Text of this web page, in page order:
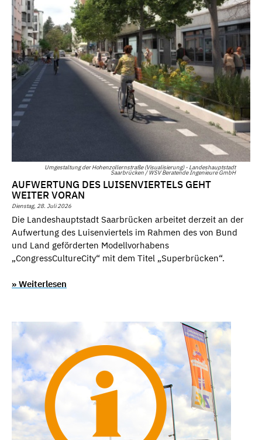
Umgestaltung der Hohenzollernstraße (Visualisierung) - Landeshauptstadt
Saarbrücken / WSV Beratende Ingenieure GmbH
AUFWERTUNG DES LUISENVIERTELS GEHT
WEITER VORAN
Dienstag, 28. Juli 2026
Die Landeshauptstadt Saarbrücken arbeitet derzeit an der
Aufwertung des Luisenviertels im Rahmen des von Bund
und Land geförderten Modellvorhabens
„CongressCultureCity“ mit dem Titel „Superbrücken“.
» Weiterlesen